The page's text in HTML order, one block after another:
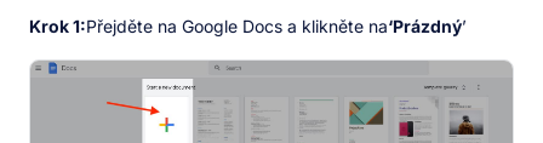
Krok 1:Přejděte na Google Docs a klikněte na‘Prázdný’